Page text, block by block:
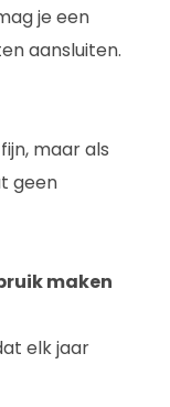
je een
aansluiten.
maar als
geen
maken
elk jaar